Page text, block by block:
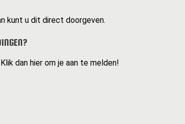
kunt u dit direct doorgeven.
dan hier om je aan te melden!